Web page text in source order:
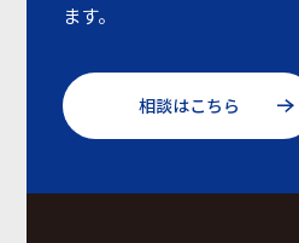
ます。
相談はこちら